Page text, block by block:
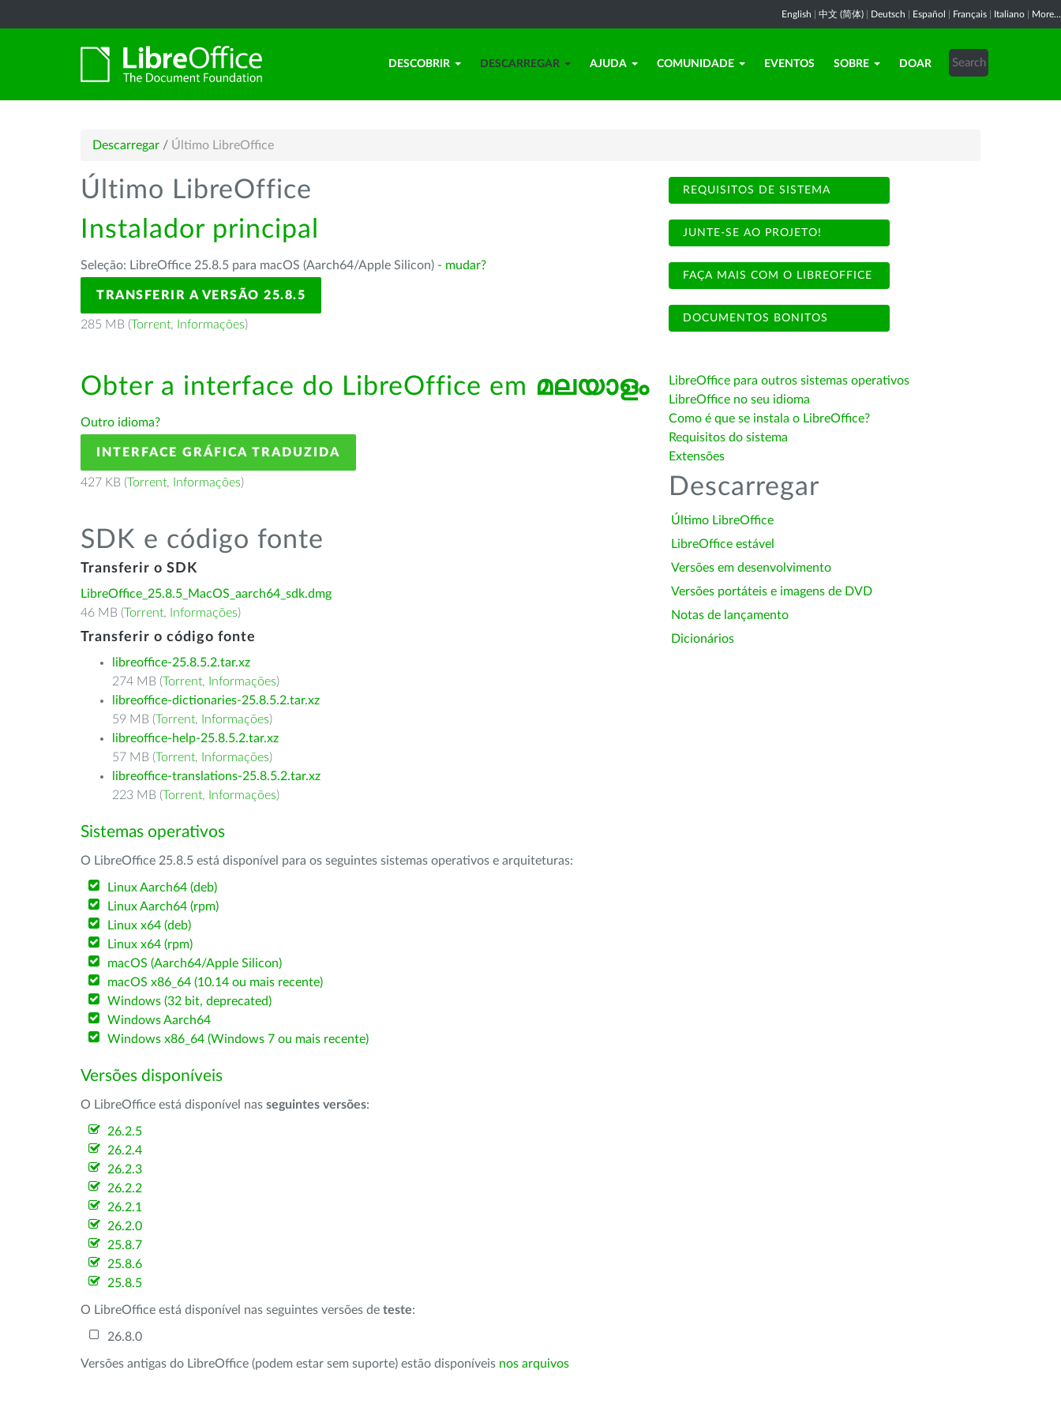
English 中文 (简体) Deutsch Español Français Italiano More...
DESCOBRIR DESCARREGAR AJUDA COMUNIDADE EVENTOS SOBRE DOAR
Descarregar / Último LibreOffice
Último LibreOffice
Instalador principal
Seleção: LibreOffice 25.8.5 para macOS (Aarch64/Apple Silicon) - mudar?
TRANSFERIR A VERSÃO 25.8.5
285 MB (Torrent, Informações)
Obter a interface do LibreOffice em മലയാളം
Outro idioma?
INTERFACE GRÁFICA TRADUZIDA
427 KB (Torrent, Informações)
SDK e código fonte
Transferir o SDK
LibreOffice_25.8.5_MacOS_aarch64_sdk.dmg
46 MB (Torrent, Informações)
Transferir o código fonte
libreoffice-25.8.5.2.tar.xz
274 MB (Torrent, Informações)
libreoffice-dictionaries-25.8.5.2.tar.xz
59 MB (Torrent, Informações)
libreoffice-help-25.8.5.2.tar.xz
57 MB (Torrent, Informações)
libreoffice-translations-25.8.5.2.tar.xz
223 MB (Torrent, Informações)
Sistemas operativos
O LibreOffice 25.8.5 está disponível para os seguintes sistemas operativos e arquiteturas:
Linux Aarch64 (deb)
Linux Aarch64 (rpm)
Linux x64 (deb)
Linux x64 (rpm)
macOS (Aarch64/Apple Silicon)
macOS x86_64 (10.14 ou mais recente)
Windows (32 bit, deprecated)
Windows Aarch64
Windows x86_64 (Windows 7 ou mais recente)
Versões disponíveis
O LibreOffice está disponível nas seguintes versões:
26.2.5
26.2.4
26.2.3
26.2.2
26.2.1
26.2.0
25.8.7
25.8.6
25.8.5
O LibreOffice está disponível nas seguintes versões de teste:
26.8.0
Versões antigas do LibreOffice (podem estar sem suporte) estão disponíveis nos arquivos
REQUISITOS DE SISTEMA
JUNTE-SE AO PROJETO!
FAÇA MAIS COM O LIBREOFFICE
DOCUMENTOS BONITOS
LibreOffice para outros sistemas operativos
LibreOffice no seu idioma
Como é que se instala o LibreOffice?
Requisitos do sistema
Extensões
Descarregar
Último LibreOffice
LibreOffice estável
Versões em desenvolvimento
Versões portáteis e imagens de DVD
Notas de lançamento
Dicionários